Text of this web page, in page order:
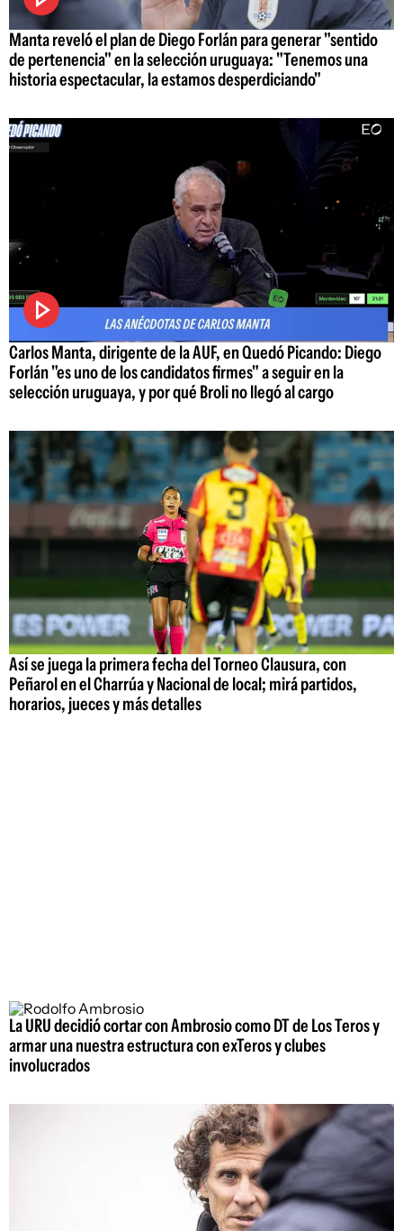
Manta reveló el plan de Diego Forlán para generar "sentido
de pertenencia" en la selección uruguaya: "Tenemos una
historia espectacular, la estamos desperdiciando"
Carlos Manta, dirigente de la AUF, en Quedó Picando: Diego
Forlán "es uno de los candidatos firmes" a seguir en la
selección uruguaya, y por qué Broli no llegó al cargo
Así se juega la primera fecha del Torneo Clausura, con
Peñarol en el Charrúa y Nacional de local; mirá partidos,
horarios, jueces y más detalles
La URU decidió cortar con Ambrosio como DT de Los Teros y
armar una nuestra estructura con exTeros y clubes
involucrados